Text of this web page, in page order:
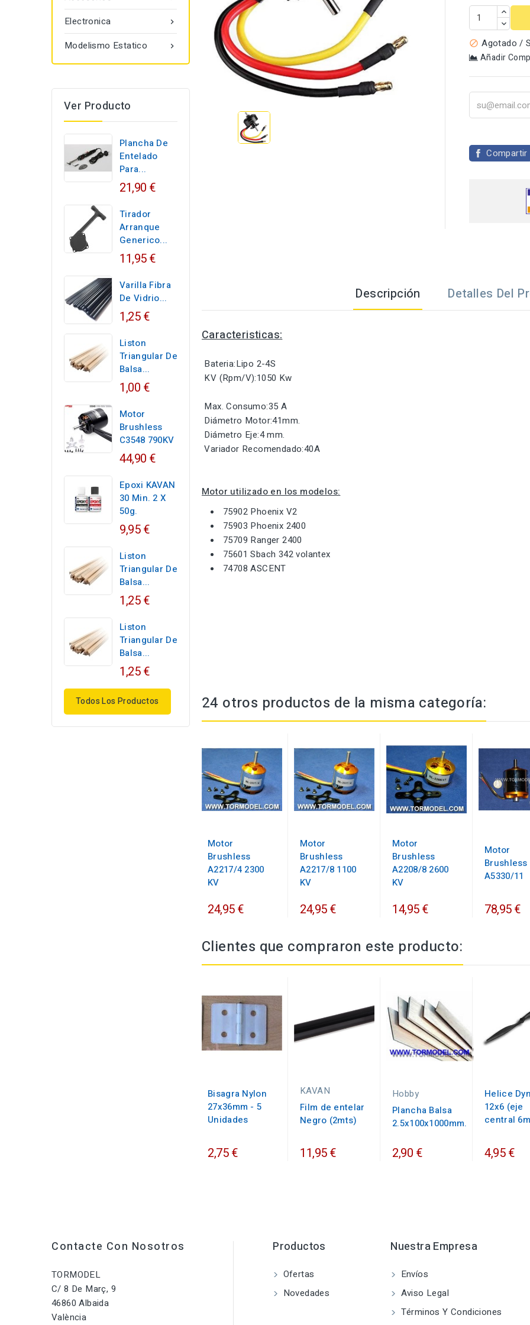

Electronica

Modelismo Estatico
Ver Producto
Plancha De
Entelado
Para...
21,90 €
Tirador
Arranque
Generico...
11,95 €
Varilla Fibra
De Vidrio...
1,25 €
Liston
Triangular De
Balsa...
1,00 €
Motor
Brushless
C3548 790KV
44,90 €
Epoxi KAVAN
30 Min. 2 X
50g.
9,95 €
Liston
Triangular De
Balsa...
1,25 €
Liston
Triangular De
Balsa...
1,25 €
Todos Los Productos
 Agotado /
Añadir
Compartir
Descripción Detalles Del
Caracteristicas:
Bateria:Lipo 2-4S
KV (Rpm/V):1050 Kw
Max. Consumo:35 A
Diámetro Motor:41mm.
Diámetro Eje:4 mm.
Variador Recomendado:40A
Motor utilizado en los modelos:
75902 Phoenix V2
75903 Phoenix 2400
75709 Ranger 2400
75601 Sbach 342 volantex
74708 ASCENT
24 otros productos de la misma categoría:
Motor
Brushless
A2217/4 2300
KV
24,95 €
Motor
Brushless
A2217/8 1100
KV
24,95 €
Motor
Brushless
A2208/8 2600
KV
14,95 €
Motor
Brushless
A5330/11
78,95 €
Clientes que compraron este producto:
Bisagra Nylon
27x36mm - 5
Unidades
2,75 €
KAVAN
Film de entelar
Negro (2mts)
11,95 €
Hobby
Plancha Balsa
2.5x100x1000mm.
2,90 €
Helice
12x6 (eje
central
4,95 €
Contacte Con Nosotros
TORMODEL
C/ 8 De Març, 9
46860 Albaida
València
Productos
Ofertas
Novedades
Nuestra Empresa
Envíos
Aviso Legal
Términos Y Condiciones